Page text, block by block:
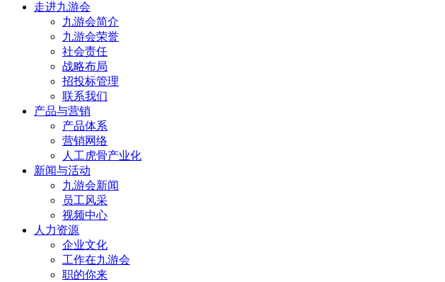
走进九游会
九游会简介
九游会荣誉
社会责任
战略布局
招投标管理
联系我们
产品与营销
产品体系
营销网络
人工虎骨产业化
新闻与活动
九游会新闻
员工风采
视频中心
人力资源
企业文化
工作在九游会
职的你来